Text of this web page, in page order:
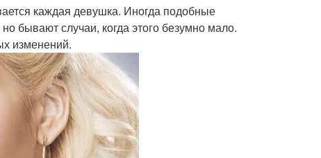
каждая девушка. Иногда подобные
бывают случаи, когда этого безумно мало.
изменений.